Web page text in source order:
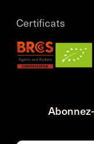
Certificats